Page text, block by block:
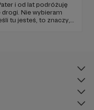
i od lat podróżuję